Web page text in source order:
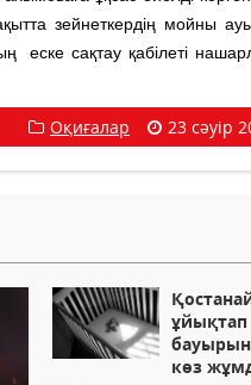
зейнеткердің мойны
еске сақтау қабілеті
Оқиғалар 23 сәуір
көз